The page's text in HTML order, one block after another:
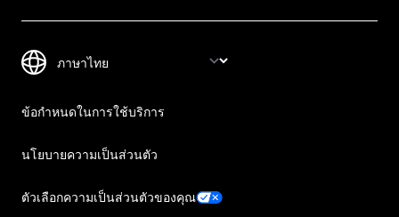
ข้อกำหนดในการใช้บริการ
นโยบายความเป็นส่วนตัว
ตัวเลือกความเป็นส่วนตัวของคุณ